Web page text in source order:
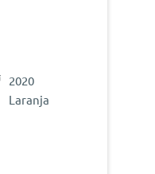
2020
Laranja